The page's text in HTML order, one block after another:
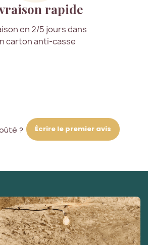
rapide
en 2/5 jours dans
carton anti-casse
? Écrire le premier avis